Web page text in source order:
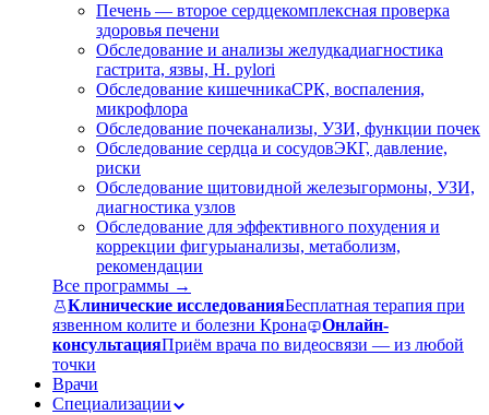
Печень — второе сердцекомплексная проверка
здоровья печени
Обследование и анализы желудкадиагностика
гастрита, язвы, H. pylori
Обследование кишечникаСРК, воспаления,
микрофлора
Обследование почеканализы, УЗИ, функции почек
Обследование сердца и сосудовЭКГ, давление,
риски
Обследование щитовидной железыгормоны, УЗИ,
диагностика узлов
Обследование для эффективного похудения и
коррекции фигурыанализы, метаболизм,
рекомендации
Все программы →
Клинические исследованияБесплатная терапия при
язвенном колите и болезни Крона
Онлайн-
консультацияПриём врача по видеосвязи — из любой
точки
Врачи
Специализации